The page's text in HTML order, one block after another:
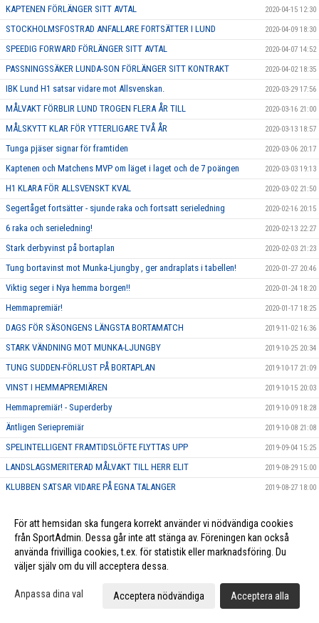
KAPTENEN FÖRLÄNGER SITT AVTAL 2020-04-15 12:30
STOCKHOLMSFOSTRAD ANFALLARE FORTSÄTTER I LUND 2020-04-09 18:30
SPEEDIG FORWARD FÖRLÄNGER SITT AVTAL 2020-04-07 14:52
PASSNINGSSÄKER LUNDA-SON FÖRLÄNGER SITT KONTRAKT 2020-04-02 18:35
IBK Lund H1 satsar vidare mot Allsvenskan. 2020-03-29 17:56
MÅLVAKT FÖRBLIR LUND TROGEN FLERA ÅR TILL 2020-03-16 21:00
MÅLSKYTT KLAR FÖR YTTERLIGARE TVÅ ÅR 2020-03-13 18:57
Tunga pjäser signar för framtiden 2020-03-06 20:17
Kaptenen och Matchens MVP om läget i laget och de 7 poängen 2020-03-03 19:13
H1 KLARA FÖR ALLSVENSKT KVAL 2020-03-02 21:50
Segertåget fortsätter - sjunde raka och fortsatt serieledning 2020-02-16 20:15
6 raka och serieledning! 2020-02-13 22:27
Stark derbyvinst på bortaplan 2020-02-03 21:23
Tung bortavinst mot Munka-Ljungby , ger andraplats i tabellen! 2020-01-27 20:46
Viktig seger i Nya hemma borgen!! 2020-01-24 18:20
Hemmapremiär! 2020-01-17 18:25
DAGS FÖR SÄSONGENS LÄNGSTA BORTAMATCH 2019-11-02 16:36
STARK VÄNDNING MOT MUNKA-LJUNGBY 2019-10-25 20:34
TUNG SUDDEN-FÖRLUST PÅ BORTAPLAN 2019-10-17 21:09
VINST I HEMMAPREMIÄREN 2019-10-15 20:03
Hemmapremiär! - Superderby 2019-10-09 18:28
Äntligen Seriepremiär 2019-10-08 21:08
SPELINTELLIGENT FRAMTIDSLÖFTE FLYTTAS UPP 2019-09-04 15:25
LANDSLAGSMERITERAD MÅLVAKT TILL HERR ELIT 2019-08-29 15:00
KLUBBEN SATSAR VIDARE PÅ EGNA TALANGER 2019-08-27 18:00
POÄNGMASKIN ÄR KLAR FÖR LUND 2019-06-10 18:10
KRAFTFULL BACK ÄR KLAR FÖR HERR ELIT 2019-06-06 20:00
KARAKTÄRSSPELARE BLIR FÖRSTA NYFÖRVÄRVET FÖR HERR ELIT
KLUBBLOJAL SPELARE FÖRLÄNGER FÖR YTTERLIGARE EN SÄSONG 2019-05-23 15:45
2019-05-22 17:45
För att hemsidan ska fungera korrekt använder vi nödvändiga cookies
från SportAdmin. Dessa går inte att stänga av. Föreningen kan också
använda frivilliga cookies, t.ex. för statistik eller marknadsföring. Du
väljer själv om du vill acceptera dessa.
Anpassa dina val Acceptera nödvändiga Acceptera alla